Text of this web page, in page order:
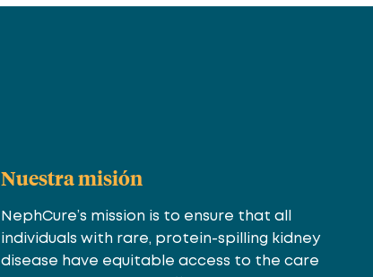
Nuestra misión
NephCure’s mission is to ensure that all
individuals with rare, protein-spilling kidney
disease have equitable access to the care